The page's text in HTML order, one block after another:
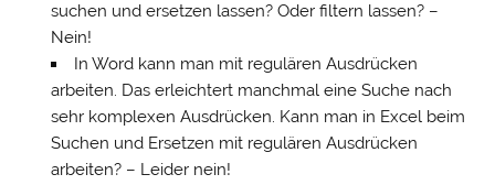
suchen und ersetzen lassen? Oder filtern lassen? –
Nein!
In Word kann man mit regulären Ausdrücken
arbeiten. Das erleichtert manchmal eine Suche nach
sehr komplexen Ausdrücken. Kann man in Excel beim
Suchen und Ersetzen mit regulären Ausdrücken
arbeiten? – Leider nein!